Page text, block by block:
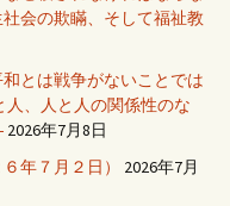
会の欺瞞、そして福祉教
とは戦争がないことでは
、人と人の関係性のな
2026年7月8日
年７月２日）
2026年7月